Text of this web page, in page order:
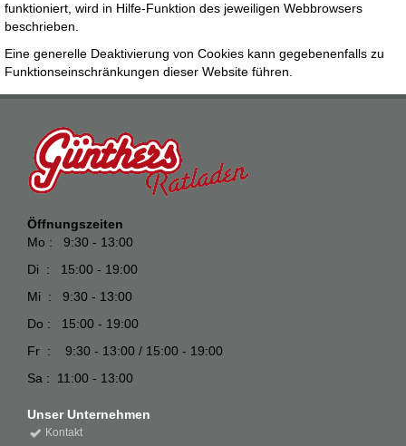
funktioniert, wird in Hilfe-Funktion des jeweiligen Webbrowsers
beschrieben.
Eine generelle Deaktivierung von Cookies kann gegebenenfalls zu
Funktionseinschränkungen dieser Website führen.
Öffnungszeiten
Mo : 9:30 - 13:00
Di : 15:00 - 19:00
Mi : 9:30 - 13:00
Do : 15:00 - 19:00
Fr : 9:30 - 13:00 / 15:00 - 19:00
Sa : 11:00 - 13:00
Unser Unternehmen
Kontakt